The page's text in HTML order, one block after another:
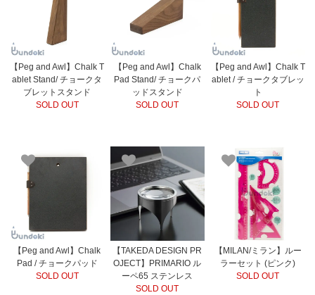
【Peg and Awl】Chalk T
ablet Stand/ チョークタ
ブレットスタンド
SOLD OUT
【Peg and Awl】Chalk
Pad Stand/ チョークパ
ッドスタンド
SOLD OUT
【Peg and Awl】Chalk T
ablet / チョークタブレッ
ト
SOLD OUT
【Peg and Awl】Chalk
Pad / チョークパッド
SOLD OUT
【TAKEDA DESIGN PR
OJECT】PRIMARIO ル
ーペ65 ステンレス
SOLD OUT
【MILAN/ミラン】ルー
ラーセット (ピンク)
SOLD OUT